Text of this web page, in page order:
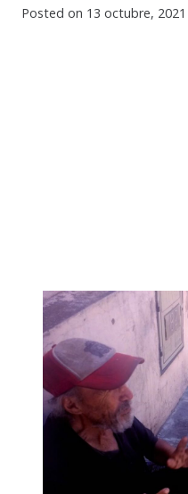
Posted on 13 octubre, 2021